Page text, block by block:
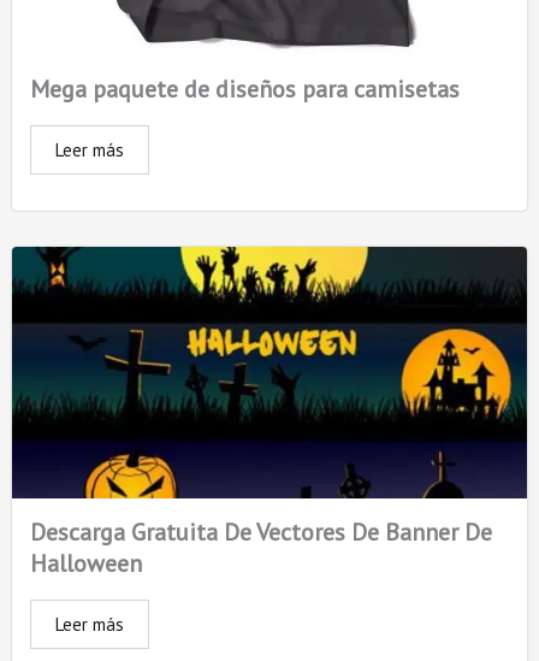
Mega paquete de diseños para camisetas
Leer más
Descarga Gratuita De Vectores De Banner De
Halloween
Leer más